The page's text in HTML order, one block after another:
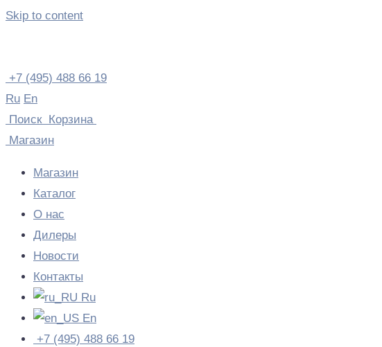
Skip to content
+7 (495) 488 66 19
Ru En
Поиск Корзина
Магазин
Магазин
Каталог
О нас
Дилеры
Новости
Контакты
Ru
En
+7 (495) 488 66 19